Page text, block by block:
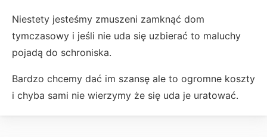
Niestety jesteśmy zmuszeni zamknąć dom
tymczasowy i jeśli nie uda się uzbierać to maluchy
pojadą do schroniska.
Bardzo chcemy dać im szansę ale to ogromne koszty
i chyba sami nie wierzymy że się uda je uratować.